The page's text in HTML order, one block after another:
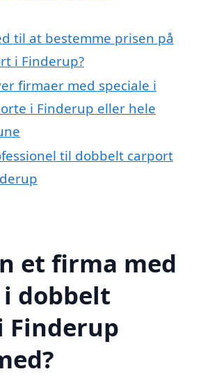
til at bestemme prisen på
i Finderup?
firmaer med speciale i
i Finderup eller hele
til dobbelt carport
et firma med
dobbelt
Finderup